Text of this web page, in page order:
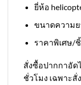
ยี่ห้อ
ขนาดความย
ราคาพิเศษ/
สั่งซื้อปากกาอัด
ชั่วโมง เฉพาะสั่